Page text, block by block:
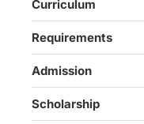
Curriculum
Requirements
Admission
Scholarship